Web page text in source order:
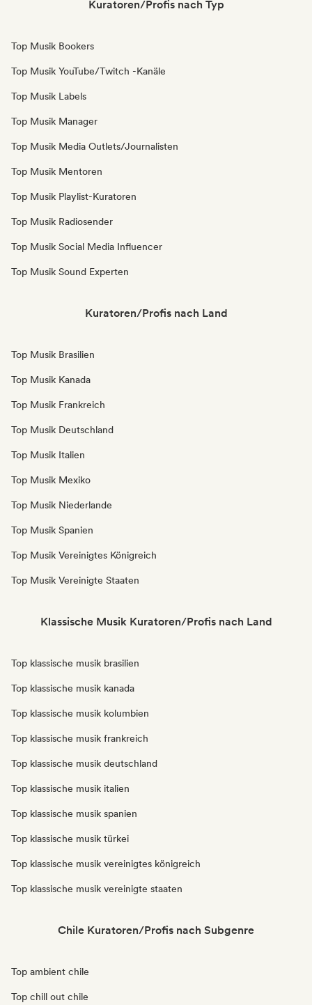
Kuratoren/Profis nach Typ
Top Musik Bookers
Top Musik YouTube/Twitch -Kanäle
Top Musik Labels
Top Musik Manager
Top Musik Media Outlets/Journalisten
Top Musik Mentoren
Top Musik Playlist-Kuratoren
Top Musik Radiosender
Top Musik Social Media Influencer
Top Musik Sound Experten
Kuratoren/Profis nach Land
Top Musik Brasilien
Top Musik Kanada
Top Musik Frankreich
Top Musik Deutschland
Top Musik Italien
Top Musik Mexiko
Top Musik Niederlande
Top Musik Spanien
Top Musik Vereinigtes Königreich
Top Musik Vereinigte Staaten
Klassische Musik Kuratoren/Profis nach Land
Top klassische musik brasilien
Top klassische musik kanada
Top klassische musik kolumbien
Top klassische musik frankreich
Top klassische musik deutschland
Top klassische musik italien
Top klassische musik spanien
Top klassische musik türkei
Top klassische musik vereinigtes königreich
Top klassische musik vereinigte staaten
Chile Kuratoren/Profis nach Subgenre
Top ambient chile
Top chill out chile